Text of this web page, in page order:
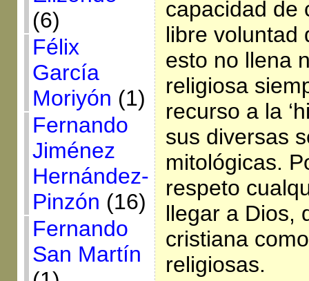
(6)
Félix
García
Moriyón (1)
Fernando
Jiménez
Hernández-
Pinzón (16)
Fernando
San Martín
capacidad de
libre voluntad
esto no llena
religiosa
recurso a la
sus diversas
mitológicas.
respeto
llegar a Dios,
cristiana
religiosas.